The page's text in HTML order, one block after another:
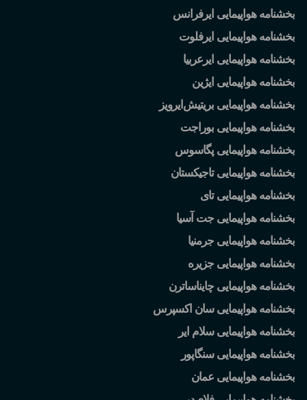
بخشنامه هواپیمایی ایرفرانس
بخشنامه هواپیمایی ایرفلوت
بخشنامه هواپیمایی ایرعربیا
بخشنامه هواپیمایی ایژین
بخشنامه هواپیمایی بریتیش ایرویز
بخشنامه هواپیمایی بوراجت
بخشنامه هواپیمایی پگاسوس
بخشنامه هواپیمایی تاجیکستان
بخشنامه هواپیمایی تای
بخشنامه هواپیمایی جت آسیا
بخشنامه هواپیمایی جرمنیا
بخشنامه هواپیمایی جزیره
بخشنامه هواپیمایی چایناساترن
بخشنامه هواپیمایی سان اکسپرس
بخشنامه هواپیمایی سلام ایر
بخشنامه هواپیمایی سنگاپور
بخشنامه هواپیمایی عمان